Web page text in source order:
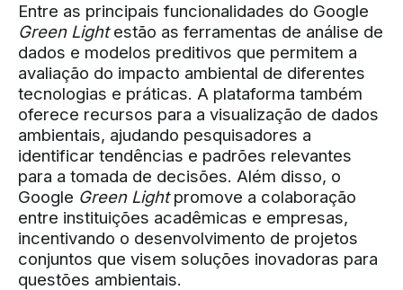
Entre as principais funcionalidades do Google
Green Lightestão as ferramentas de análise de
dados e modelos preditivos que permitem a
avaliação do impacto ambiental de diferentes
tecnologias e práticas. A plataforma também
oferece recursos para a visualização de dados
ambientais, ajudando pesquisadores a
identificar tendências e padrões relevantes
para a tomada de decisões. Além disso, o
Google Green Lightpromove a colaboração
entre instituições acadêmicas e empresas,
incentivando o desenvolvimento de projetos
conjuntos que visem soluções inovadoras para
questões ambientais.